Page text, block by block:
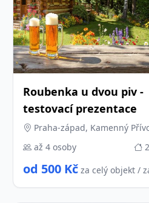
Roubenka u dvou piv -
testovací prezentace
Praha-západ, Kamenný
až 4 osoby
od 500 Kč za celý objekt /